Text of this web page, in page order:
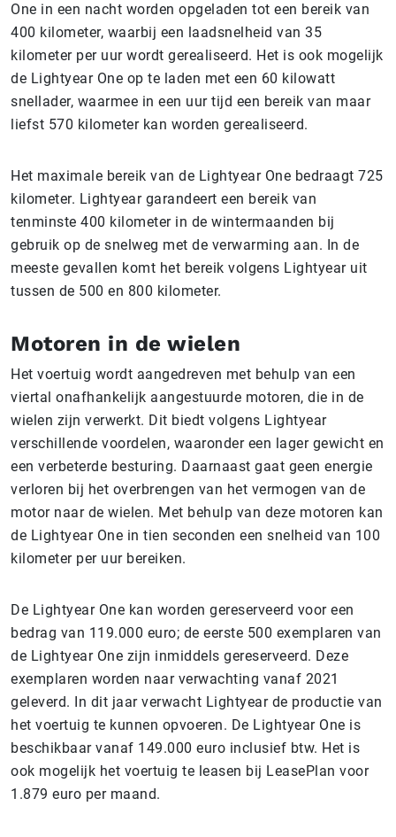
One in een nacht worden opgeladen tot een bereik van
400 kilometer, waarbij een laadsnelheid van 35
kilometer per uur wordt gerealiseerd. Het is ook mogelijk
de Lightyear One op te laden met een 60 kilowatt
snellader, waarmee in een uur tijd een bereik van maar
liefst 570 kilometer kan worden gerealiseerd.
Het maximale bereik van de Lightyear One bedraagt 725
kilometer. Lightyear garandeert een bereik van
tenminste 400 kilometer in de wintermaanden bij
gebruik op de snelweg met de verwarming aan. In de
meeste gevallen komt het bereik volgens Lightyear uit
tussen de 500 en 800 kilometer.
Motoren in de wielen
Het voertuig wordt aangedreven met behulp van een
viertal onafhankelijk aangestuurde motoren, die in de
wielen zijn verwerkt. Dit biedt volgens Lightyear
verschillende voordelen, waaronder een lager gewicht en
een verbeterde besturing. Daarnaast gaat geen energie
verloren bij het overbrengen van het vermogen van de
motor naar de wielen. Met behulp van deze motoren kan
de Lightyear One in tien seconden een snelheid van 100
kilometer per uur bereiken.
De Lightyear One kan worden gereserveerd voor een
bedrag van 119.000 euro; de eerste 500 exemplaren van
de Lightyear One zijn inmiddels gereserveerd. Deze
exemplaren worden naar verwachting vanaf 2021
geleverd. In dit jaar verwacht Lightyear de productie van
het voertuig te kunnen opvoeren. De Lightyear One is
beschikbaar vanaf 149.000 euro inclusief btw. Het is
ook mogelijk het voertuig te leasen bij LeasePlan voor
1.879 euro per maand.